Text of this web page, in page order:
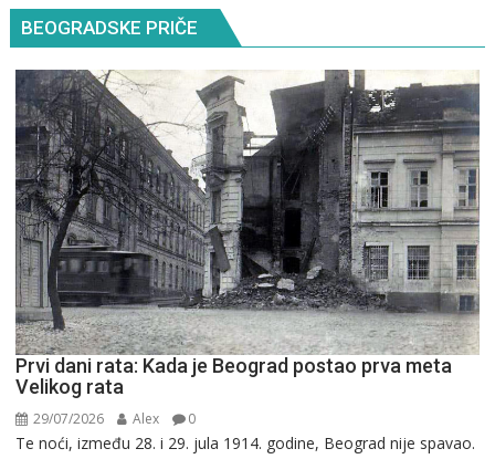
BEOGRADSKE PRIČE
Prvi dani rata: Kada je Beograd postao prva meta
Velikog rata
29/07/2026 Alex 0
Te noći, između 28. i 29. jula 1914. godine, Beograd nije spavao.